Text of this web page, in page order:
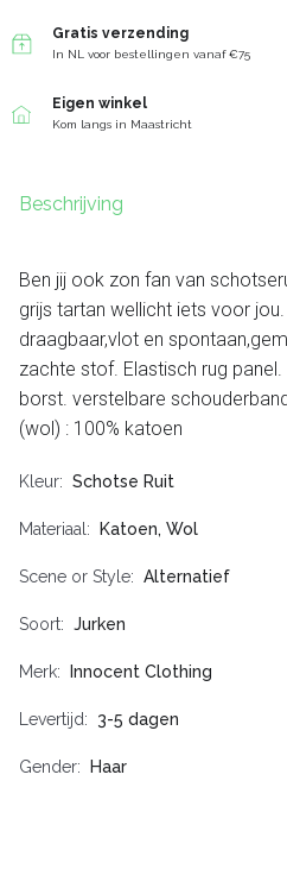
Gratis verzending
In NL voor bestellingen vanaf €75
Eigen winkel
Kom langs in Maastricht
Beschrijving
Ben jij ook zon fan van
grijs tartan wellicht iets voor
draagbaar,vlot en
zachte stof. Elastisch rug
borst. verstelbare
(wol) : 100% katoen
Kleur Schotse Ruit
Materiaal Katoen, Wol
Scene or Style Alternatief
Soort Jurken
Merk Innocent Clothing
Levertijd 3-5 dagen
Gender Haar